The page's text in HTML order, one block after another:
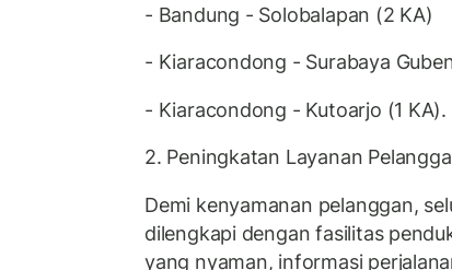
- Bandung - Solobalapan (2 KA)
- Kiaracondong - Surabaya
- Kiaracondong - Kutoarjo (1 KA).
2. Peningkatan Layanan
Demi kenyamanan pelanggan,
dilengkapi dengan fasilitas
yang nyaman, informasi